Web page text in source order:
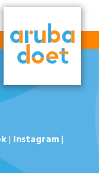
| Instagram|